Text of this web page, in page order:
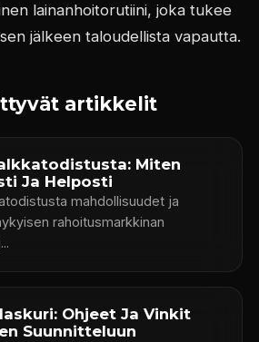
lainanhoitorutiini, joka tukee
jälkeen taloudellista vapautta.
artikkelit
Miten
Ja Helposti
mahdollisuudet ja
Ohjeet Ja Vinkit
Suunnitteluun